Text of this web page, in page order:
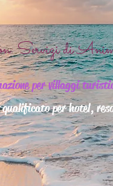
Servizi di
per villaggi
per hotel,